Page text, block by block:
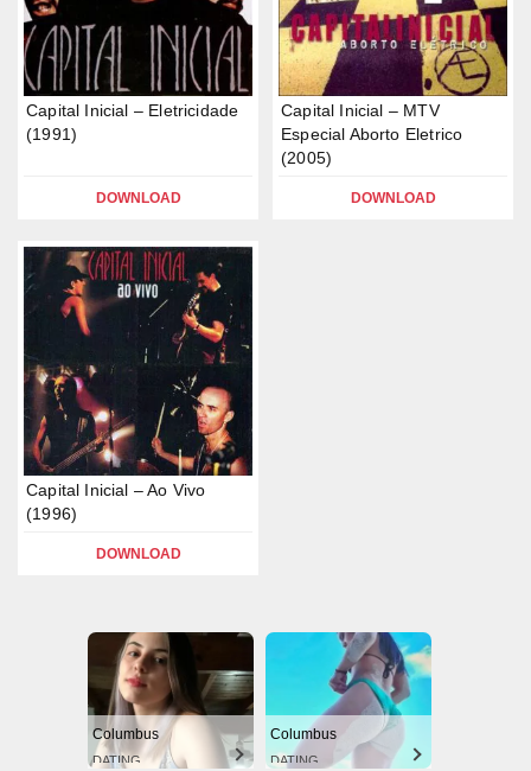
Capital Inicial – Eletricidade
(1991)
DOWNLOAD
Capital Inicial – MTV
Especial Aborto Eletrico
(2005)
DOWNLOAD
Capital Inicial – Ao Vivo
(1996)
DOWNLOAD
Columbus
DATING
Columbus
DATING